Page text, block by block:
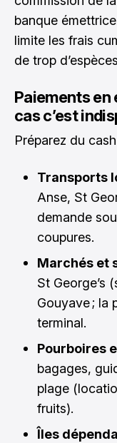
banque
limite les frais
de trop
Paiements en
cas c’est
Préparez du
Transports
Anse, St
demande
coupures.
Marchés et
St George’s
Gouyave ; la
terminal.
Pourboires
bagages,
plage
fruits).
Îles